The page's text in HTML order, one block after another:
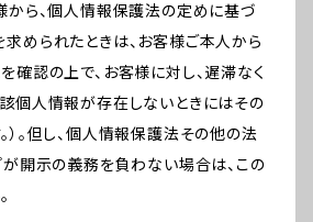
から、個人情報保護法の定めに基づ
められたときは、お客様ご本人から
確認の上で、お客様に対し、遅滞なく
個人情報が存在しないときにはその
）。但し、個人情報保護法その他の法
が開示の義務を負わない場合は、この